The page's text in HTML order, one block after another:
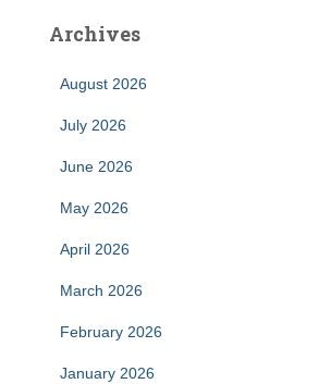
Archives
August 2026
July 2026
June 2026
May 2026
April 2026
March 2026
February 2026
January 2026